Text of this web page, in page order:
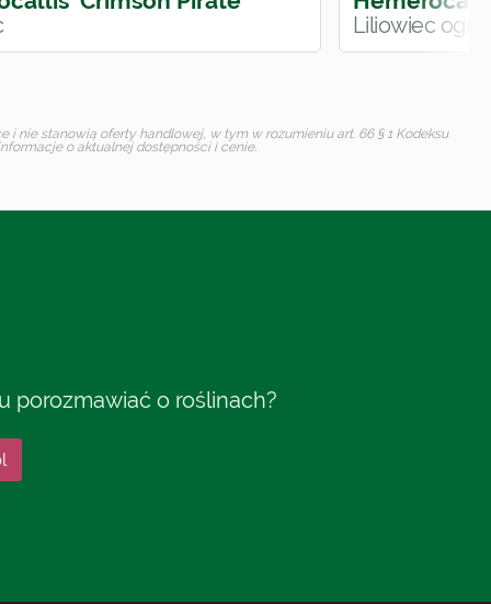
Liliowiec
nie stanowią oferty handlowej, w tym w rozumieniu art. 66 § 1 Kodeksu
o aktualnej dostępności i cenie.
porozmawiać o roślinach?